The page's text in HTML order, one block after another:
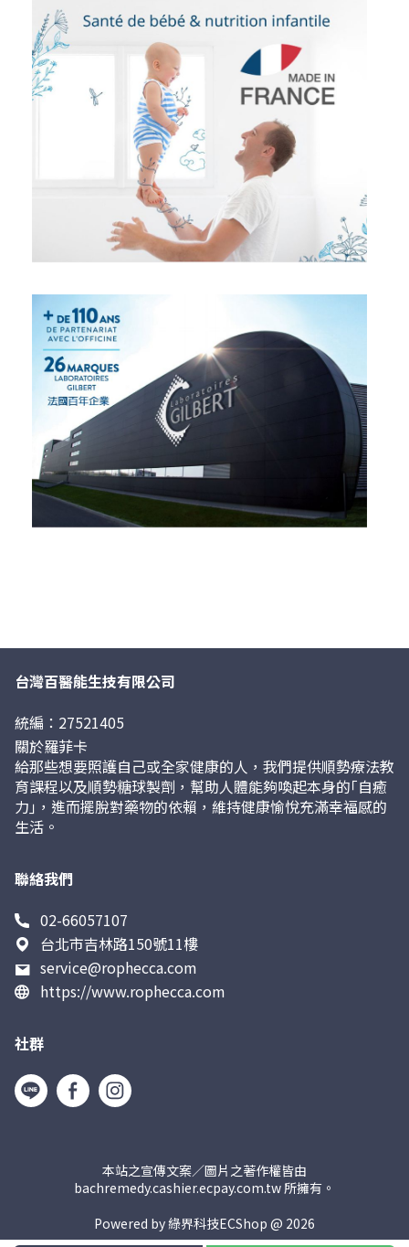
台灣百醫能生技有限公司
統編：27521405
關於羅菲卡
給那些想要照護自己或全家健康的人，我們提供順勢療法教
育課程以及順勢糖球製劑，幫助人體能夠喚起本身的｢自癒
力｣，進而擺脫對藥物的依賴，維持健康愉悅充滿幸福感的
生活。
聯絡我們
02-66057107
台北市吉林路150號11樓
service@rophecca.com
https://www.rophecca.com
社群
本站之宣傳文案／圖片之著作權皆由
bachremedy.cashier.ecpay.com.tw 所擁有。
Powered by 綠界科技ECShop @ 2026